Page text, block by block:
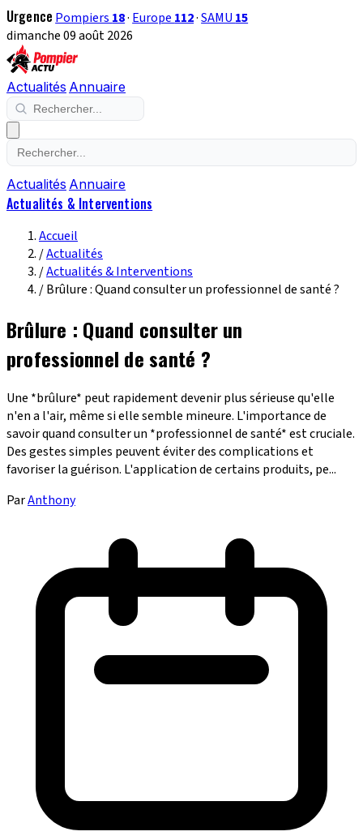
Urgence Pompiers 18· Europe 112·SAMU 15
dimanche 09 août 2026
Actualités Annuaire
Actualités Annuaire
Actualités & Interventions
Accueil
/Actualités
/Actualités & Interventions
/Brûlure : Quand consulter un professionnel de santé ?
Brûlure : Quand consulter un
professionnel de santé ?
Une *brûlure* peut rapidement devenir plus sérieuse qu'elle
n'en a l'air, même si elle semble mineure. L'importance de
savoir quand consulter un *professionnel de santé* est cruciale.
Des gestes simples peuvent éviter des complications et
favoriser la guérison. L'application de certains produits, pe...
ParAnthony